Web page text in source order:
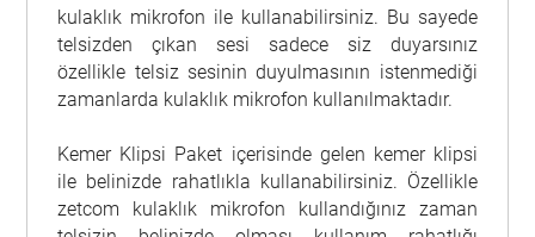
kulaklık mikrofon ile kullanabilirsiniz. Bu sayede
telsizden çıkan sesi sadece siz duyarsınız
özellikle telsiz sesinin duyulmasının istenmediği
zamanlarda kulaklık mikrofon kullanılmaktadır.
Kemer Klipsi Paket içerisinde gelen kemer klipsi
ile belinizde rahatlıkla kullanabilirsiniz. Özellikle
zetcom kulaklık mikrofon kullandığınız zaman